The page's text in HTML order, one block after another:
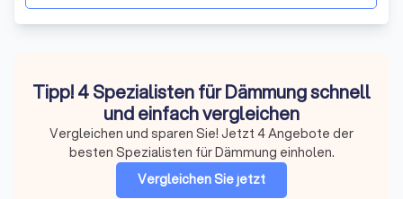
Tipp! 4 Spezialisten für Dämmung schnell
und einfach vergleichen
Vergleichen und sparen Sie! Jetzt 4 Angebote der
besten Spezialisten für Dämmung einholen.
Vergleichen Sie jetzt